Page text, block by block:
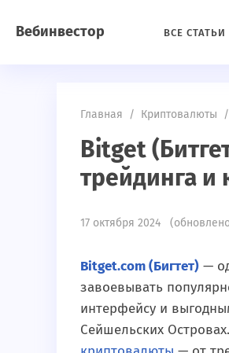
Вебинвестор ВСЕ СТАТЬИ
Главная / Криптовалюты /
Bitget
трейдинга и
17 октября 2024
Bitget.com (Бигтет) —
завоевывать
интерфейсу и
Сейшельских